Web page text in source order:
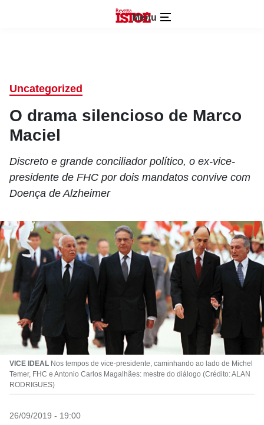
Menu
Uncategorized
O drama silencioso de Marco
Maciel
Discreto e grande conciliador político, o ex-vice-
presidente de FHC por dois mandatos convive com
Doença de Alzheimer
VICE IDEAL Nos tempos de vice-presidente, caminhando ao lado de Michel
Temer, FHC e Antonio Carlos Magalhães: mestre do diálogo (Crédito: ALAN
RODRIGUES)
26/09/2019 - 19:00